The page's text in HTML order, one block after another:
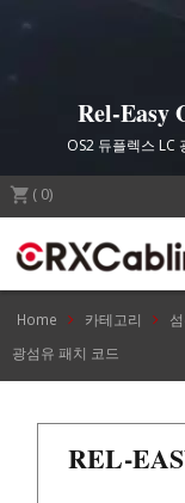
Rel-Easy
OS2 듀플렉스 LC
( 0)
Home 카테고리
광섬유 패치 코드
REL-